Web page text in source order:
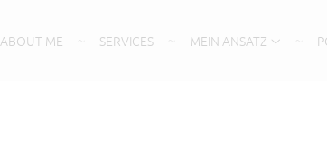
ABOUT ME SERVICES MEIN ANSATZ